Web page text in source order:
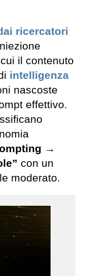
ricercatori
il contenuto
intelligenza
nascoste
effettivo.
→
con un
moderato.